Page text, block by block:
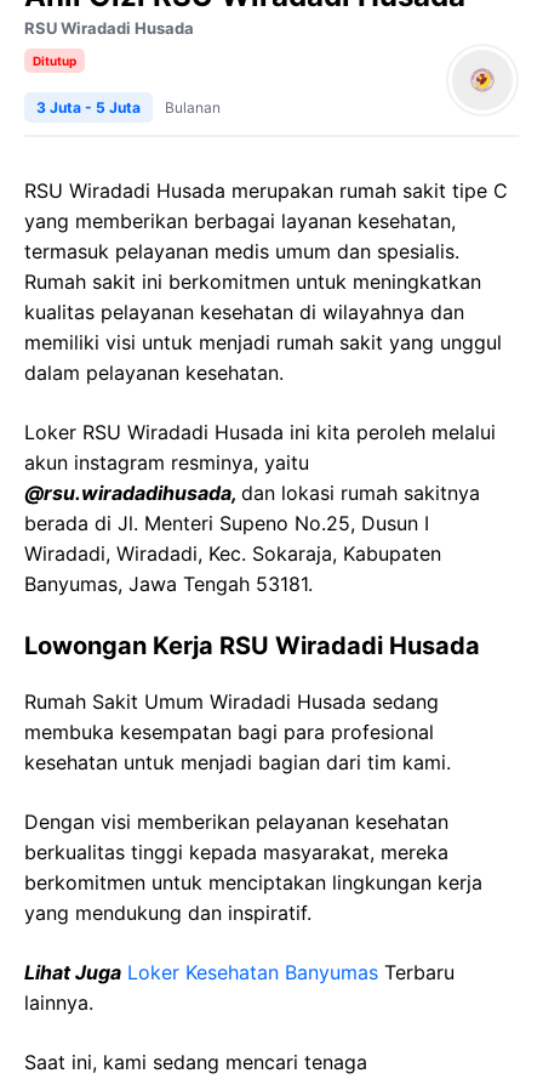
RSU Wiradadi Husada
Ditutup
3 Juta - 5 Juta Bulanan
RSU Wiradadi Husada merupakan rumah sakit tipe C
yang memberikan berbagai layanan kesehatan,
termasuk pelayanan medis umum dan spesialis.
Rumah sakit ini berkomitmen untuk meningkatkan
kualitas pelayanan kesehatan di wilayahnya dan
memiliki visi untuk menjadi rumah sakit yang unggul
dalam pelayanan kesehatan.
Loker RSU Wiradadi Husada ini kita peroleh melalui
akun instagram resminya, yaitu
@rsu.wiradadihusada, dan lokasi rumah sakitnya
berada di Jl. Menteri Supeno No.25, Dusun I
Wiradadi, Wiradadi, Kec. Sokaraja, Kabupaten
Banyumas, Jawa Tengah 53181.
Lowongan Kerja RSU Wiradadi Husada
Rumah Sakit Umum Wiradadi Husada sedang
membuka kesempatan bagi para profesional
kesehatan untuk menjadi bagian dari tim kami.
Dengan visi memberikan pelayanan kesehatan
berkualitas tinggi kepada masyarakat, mereka
berkomitmen untuk menciptakan lingkungan kerja
yang mendukung dan inspiratif.
Lihat Juga Loker Kesehatan Banyumas Terbaru
lainnya.
Saat ini, kami sedang mencari tenaga